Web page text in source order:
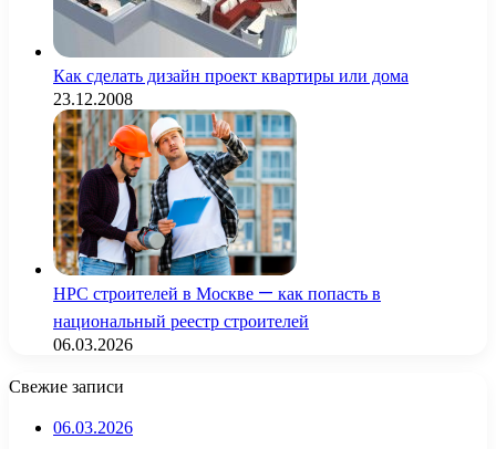
Как сделать дизайн проект квартиры или дома
23.12.2008
НРС строителей в Москве — как попасть в
национальный реестр строителей
06.03.2026
Свежие записи
06.03.2026